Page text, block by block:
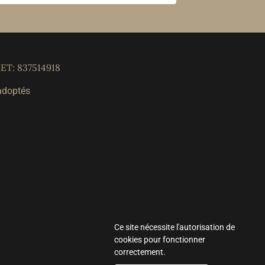
837514918
Ce site nécessite l'autorisation de
cookies pour fonctionner
correctement.